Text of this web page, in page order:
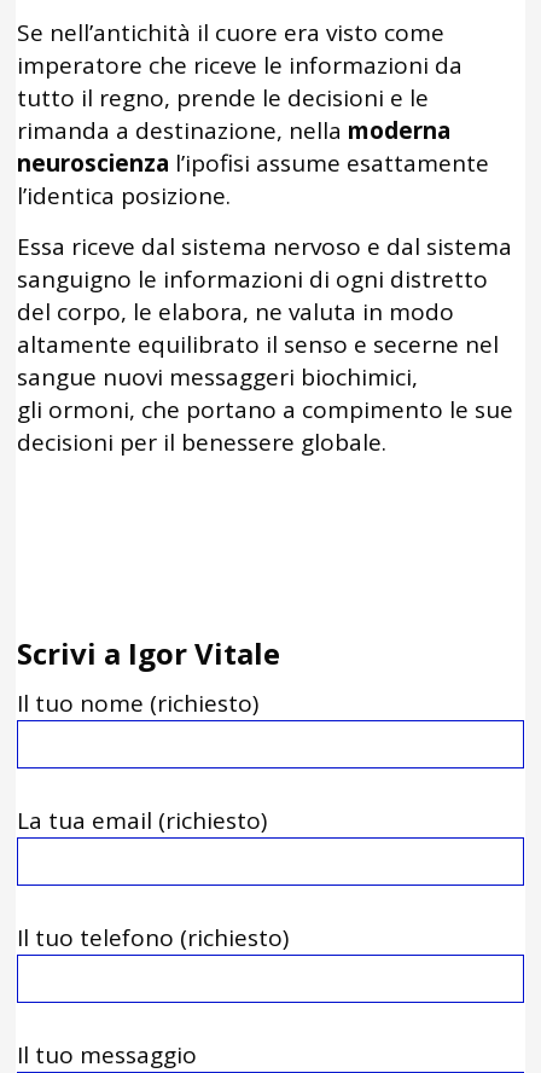
Se nell’antichità il cuore era visto come
imperatore che riceve le informazioni da
tutto il regno, prende le decisioni e le
rimanda a destinazione, nella moderna
neuroscienza l’ipofisi assume esattamente
l’identica posizione.
Essa riceve dal sistema nervoso e dal sistema
sanguigno le informazioni di ogni distretto
del corpo, le elabora, ne valuta in modo
altamente equilibrato il senso e secerne nel
sangue nuovi messaggeri biochimici,
gli ormoni, che portano a compimento le sue
decisioni per il benessere globale.
Scrivi a Igor Vitale
Il tuo nome (richiesto)
La tua email (richiesto)
Il tuo telefono (richiesto)
Il tuo messaggio